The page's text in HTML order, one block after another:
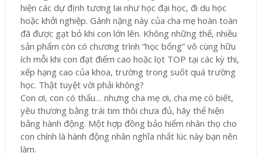
hiện các dự định tương lai như học đại học, đi du học
hoặc khởi nghiệp. Gánh nặng này của cha mẹ hoàn toàn
đã được gạt bỏ khi con lớn lên. Không những thế, nhiều
sản phẩm còn có chương trình “học bổng” vô cùng hữu
ích mỗi khi con đạt điểm cao hoặc lọt TOP tại các kỳ thi,
xếp hạng cao của khoa, trường trong suốt quá trường
học. Thật tuyệt vời phải không?
Con ơi, con có thấu… nhưng cha mẹ ơi, cha mẹ có biết,
yêu thương bằng trái tim thôi chưa đủ, hãy thể hiện
bằng hành động. Một hợp đồng bảo hiểm nhân thọ cho
con chính là hành động nhân nghĩa nhất lúc này bạn nên
làm.